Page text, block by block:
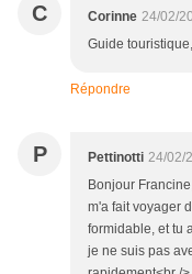
C Corinne 24/02/
Guide
Répondre
P Pettinotti 24/02/
Bonjour
m'a fait voyager
formidable, et tu
je ne suis pas